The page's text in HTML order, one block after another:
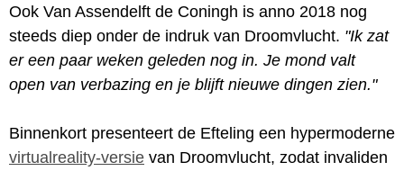
Ook Van Assendelft de Coningh is anno 2018 nog
steeds diep onder de indruk van Droomvlucht. "Ik zat
er een paar weken geleden nog in. Je mond valt
open van verbazing en je blijft nieuwe dingen zien."
Binnenkort presenteert de Efteling een hypermoderne
virtualreality-versie van Droomvlucht, zodat invaliden